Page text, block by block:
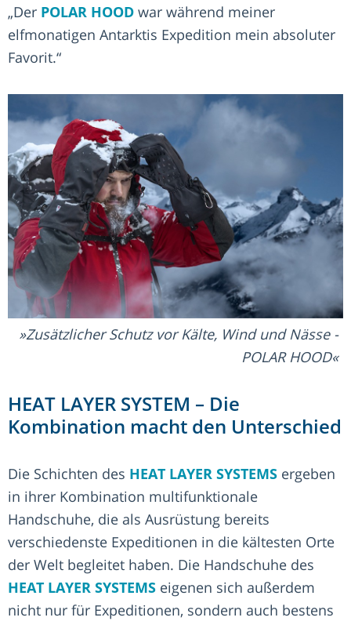
„Der POLAR HOOD war während meiner
elfmonatigen Antarktis Expedition mein absoluter
Favorit.“
Zusätzlicher Schutz vor Kälte, Wind und Nässe -
POLAR HOOD
HEAT LAYER SYSTEM – Die
Kombination macht den Unterschied
Die Schichten des HEAT LAYER SYSTEMS ergeben
in ihrer Kombination multifunktionale
Handschuhe, die als Ausrüstung bereits
verschiedenste Expeditionen in die kältesten Orte
der Welt begleitet haben. Die Handschuhe des
HEAT LAYER SYSTEMS eigenen sich außerdem
nicht nur für Expeditionen, sondern auch bestens